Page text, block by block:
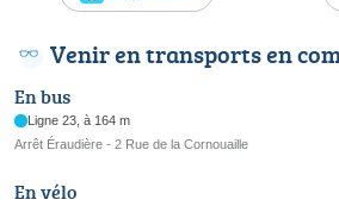
Venir en transports en
En bus
Ligne 23, à 164 m
Arrêt Éraudière - 2 Rue de la Cornouaille
En vélo